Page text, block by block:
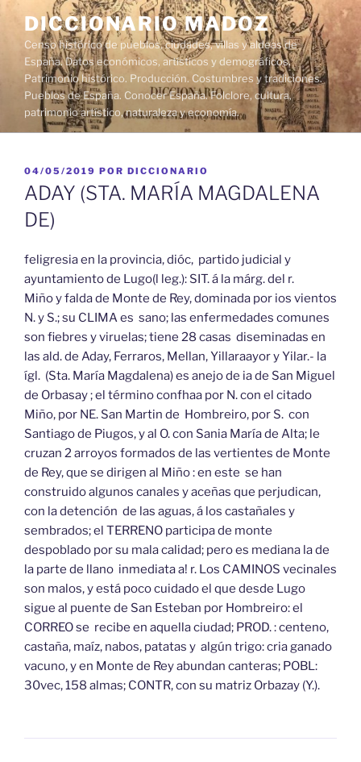
contenido
DICCIONARIO MADOZ
Censo histórico de pueblos, ciudades, villas y aldeas de
España. Datos económicos, artísticos y demográficos.
Patrimonio histórico. Producción. Costumbres y tradiciones.
Pueblos de España. Conocer España. Folclore, cultura,
patrimonio artístico, naturaleza y economía.
PUBLICADO
EL
04/05/2019 POR DICCIONARIO
ADAY (STA. MARÍA MAGDALENA
DE)
feligresia en la provincia, dióc, partido judicial y
ayuntamiento de Lugo(l leg.): SIT. á la márg. del r.
Miño y falda de Monte de Rey, dominada por ios vientos
N. y S.; su CLIMA es sano; las enfermedades comunes
son fiebres y viruelas; tiene 28 casas diseminadas en
las ald. de Aday, Ferraros, Mellan, Yillaraayor y Yilar.- la
ígl. (Sta. María Magdalena) es anejo de ia de San Miguel
de Orbasay ; el término confhaa por N. con el citado
Miño, por NE. San Martin de Hombreiro, por S. con
Santiago de Piugos, y al O. con Sania María de Alta; le
cruzan 2 arroyos formados de las vertientes de Monte
de Rey, que se dirigen al Miño : en este se han
construido algunos canales y aceñas que perjudican,
con la detención de las aguas, á los castañales y
sembrados; el TERRENO participa de monte
despoblado por su mala calidad; pero es mediana la de
la parte de llano inmediata a! r. Los CAMINOS vecinales
son malos, y está poco cuidado el que desde Lugo
sigue al puente de San Esteban por Hombreiro: el
CORREO se recibe en aquella ciudad; PROD. : centeno,
castaña, maíz, nabos, patatas y algún trigo: cria ganado
vacuno, y en Monte de Rey abundan canteras; POBL:
30vec, 158 almas; CONTR, con su matriz Orbazay (Y.).